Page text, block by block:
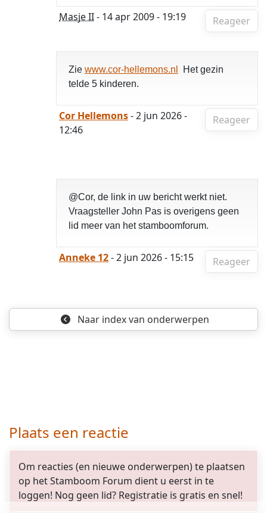
Reageer
Masje II- 14 apr 2009 - 19:19
Zie www.cor-hellemons.nl
Het gezin
telde 5 kinderen.
Reageer
Cor Hellemons- 2 jun 2026 -
12:46
@Cor, de link in uw bericht werkt niet.
Vraagsteller John Pas is overigens geen
lid meer van het stamboomforum.
Reageer
Anneke 12- 2 jun 2026 - 15:15
Naar indexvan onderwerpen
Plaats een reactie
Om reacties (en nieuwe onderwerpen) te plaatsen
op het Stamboom Forum dient u eerst in te
loggen! Nog geen lid? Registratie is gratis en snel!